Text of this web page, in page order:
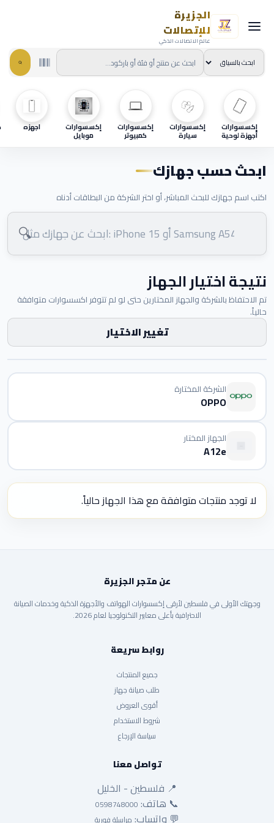
الجزيرة
للإتصالات
عالم الاتصالات الذكي
إكسسوارات
أجهزة لوحية
إكسسوارات
سيارة
إكسسوارات
كمبيوتر
إكسسوارات
موبايل
اجهزه
ابحث حسب جهازك
اكتب اسم جهازك للبحث المباشر، أو اختر الشركة من البطاقات أدناه
🔍
نتيجة اختيار الجهاز
تم الاحتفاظ بالشركة والجهاز المختارين حتى لو لم تتوفر اكسسوارات متوافقة
حالياً.
تغيير الاختيار
الشركة المختارة
OPPO
الجهاز المختار
A12e
لا توجد منتجات متوافقة مع هذا الجهاز حالياً.
عن متجر الجزيرة
وجهتك الأولى في فلسطين لأرقى إكسسوارات الهواتف والأجهزة الذكية وخدمات الصيانة
الاحترافية بأعلى معايير التكنولوجيا لعام 2026.
روابط سريعة
جميع المنتجات
طلب صيانة جهاز
أقوى العروض
شروط الاستخدام
سياسة الإرجاع
تواصل معنا
📍 فلسطين - الخليل
📞 هاتف: 0598748000
💬 واتساب: مراسلة فورية